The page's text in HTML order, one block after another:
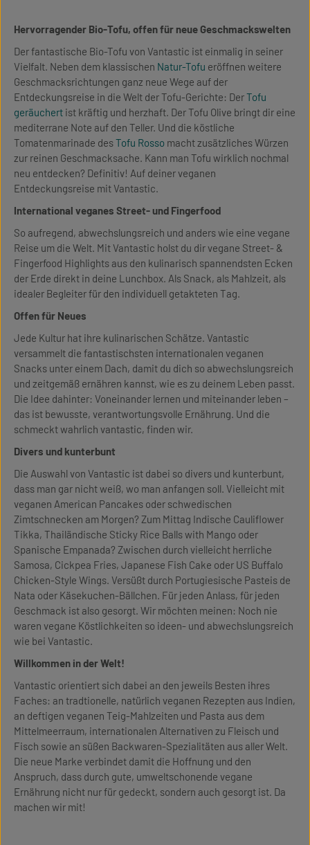
Hervorragender Bio-Tofu, offen für neue Geschmackswelten
Der fantastische Bio-Tofu von Vantastic ist einmalig in seiner
Vielfalt. Neben dem klassischen Natur-Tofu eröffnen weitere
Geschmacksrichtungen ganz neue Wege auf der
Entdeckungsreise in die Welt der Tofu-Gerichte: DerTofu
geräuchert ist kräftig und herzhaft. Der Tofu Olive bringt dir eine
mediterrane Note auf den Teller. Und die köstliche
Tomatenmarinade desTofu Rosso macht zusätzliches Würzen
zur reinen Geschmacksache. Kann man Tofu wirklich nochmal
neu entdecken? Definitiv! Auf deiner veganen
Entdeckungsreise mit Vantastic.
International veganes Street- und Fingerfood
So aufregend, abwechslungsreich und anders wie eine vegane
Reise um die Welt. Mit Vantastic holst du dir vegane Street- &
Fingerfood Highlights aus den kulinarisch spannendsten Ecken
der Erde direkt in deine Lunchbox. Als Snack, als Mahlzeit, als
idealer Begleiter für den individuell getakteten Tag.
Offen für Neues
Jede Kultur hat ihre kulinarischen Schätze. Vantastic
versammelt die fantastischsten internationalen veganen
Snacks unter einem Dach, damit du dich so abwechslungsreich
und zeitgemäß ernähren kannst, wie es zu deinem Leben passt.
Die Idee dahinter: Voneinander lernen und miteinander leben –
das ist bewusste, verantwortungsvolle Ernährung. Und die
schmeckt wahrlich vantastic, finden wir.
Divers und kunterbunt
Die Auswahl von Vantastic ist dabei so divers und kunterbunt,
dass man gar nicht weiß, wo man anfangen soll. Vielleicht mit
veganen American Pancakes oder schwedischen
Zimtschnecken am Morgen? Zum Mittag Indische Cauliflower
Tikka, Thailändische Sticky Rice Balls with Mango oder
Spanische Empanada? Zwischen durch vielleicht herrliche
Samosa, Cickpea Fries, Japanese Fish Cake oder US Buffalo
Chicken-Style Wings. Versüßt durch Portugiesische Pasteis de
Nata oder Käsekuchen-Bällchen. Für jeden Anlass, für jeden
Geschmack ist also gesorgt. Wir möchten meinen: Noch nie
waren vegane Köstlichkeiten so ideen- und abwechslungsreich
wie bei Vantastic.
Willkommen in der Welt!
Vantastic orientiert sich dabei an den jeweils Besten ihres
Faches: an tradtionelle, natürlich veganen Rezepten aus Indien,
an deftigen veganen Teig-Mahlzeiten und Pasta aus dem
Mittelmeerraum, internationalen Alternativen zu Fleisch und
Fisch sowie an süßen Backwaren-Spezialitäten aus aller Welt.
Die neue Marke verbindet damit die Hoffnung und den
Anspruch, dass durch gute, umweltschonende vegane
Ernährung nicht nur für gedeckt, sondern auch gesorgt ist. Da
machen wir mit!